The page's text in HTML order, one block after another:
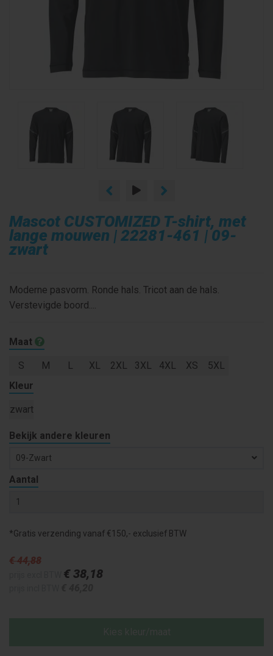
Mascot CUSTOMIZED T-shirt, met
lange mouwen | 22281-461 | 09-
zwart
Moderne pasvorm. Ronde hals. Tricot aan de hals.
Verstevigde boord....
Maat
S M L XL 2XL 3XL 4XL XS
5XL
Kleur
zwart
Bekijk andere kleuren
09-Zwart
Aantal
*Gratis verzending vanaf €150,- exclusief BTW
€ 44,88
€ 38,18